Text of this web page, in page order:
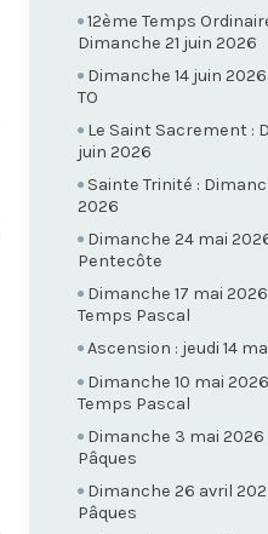
12ème Temps
Dimanche 21 juin 2026
Dimanche 14 juin 2026
TO
Le Saint Sacrement :
juin 2026
Sainte Trinité :
2026
Dimanche 24 mai
Pentecôte
Dimanche 17 mai
Temps Pascal
Ascension : jeudi 14
Dimanche 10 mai
Temps Pascal
Dimanche 3 mai 2026
Pâques
Dimanche 26 avril
Pâques